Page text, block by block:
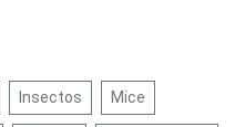
Insectos Mice